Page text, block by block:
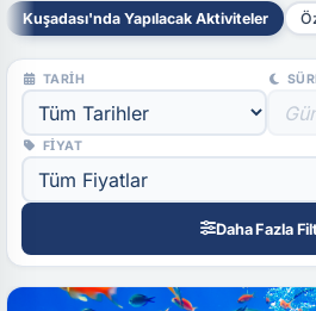
Kuşadası'nda Yapılacak Aktiviteler
TARIH
FIYAT
Daha Fazla